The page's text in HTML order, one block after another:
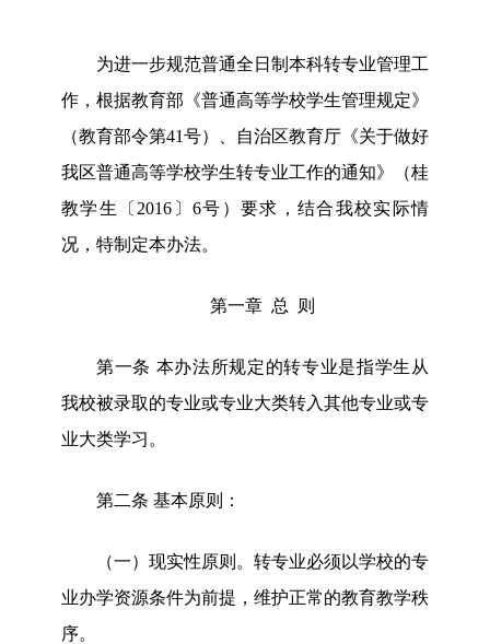
为进一步规范普通全日制本科转专业管理工
作，根据教育部《普通高等学校学生管理规定》
（教育部令第41号）、自治区教育厅《关于做好
我区普通高等学校学生转专业工作的通知》（桂
教学生〔2016〕6号）要求，结合我校实际情
况，特制定本办法。
第一章 总 则
第一条 本办法所规定的转专业是指学生从
我校被录取的专业或专业大类转入其他专业或专
业大类学习。
第二条 基本原则：
（一）现实性原则。转专业必须以学校的专
业办学资源条件为前提，维护正常的教育教学秩
序。